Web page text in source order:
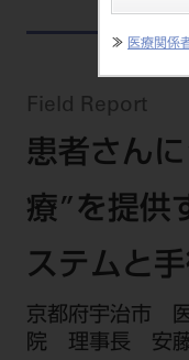
≫ 医療関係
Field Report
患者さん
療”を提供
ステムと
京都府宇治市
院 理事長 安藤
製品情報トップ
製品カテゴリ
大型器械
チェア・
レーザー
その他設
診療用材料
サポート情報
製品から探す
カテゴリー
メーカーか
デジタル製
メールでのお問
セミナー・イベント
全てのセミナー
全種別
歯科技工士
開業マニュアル
開業医インタビ
モリタ友の会
有料会員のご案
一般会員
学術・お役立ち情